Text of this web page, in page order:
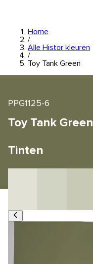
Home
/
Alle Histor kleuren
/
Toy Tank Green
PPG1125-6
Toy Tank Green
Tinten